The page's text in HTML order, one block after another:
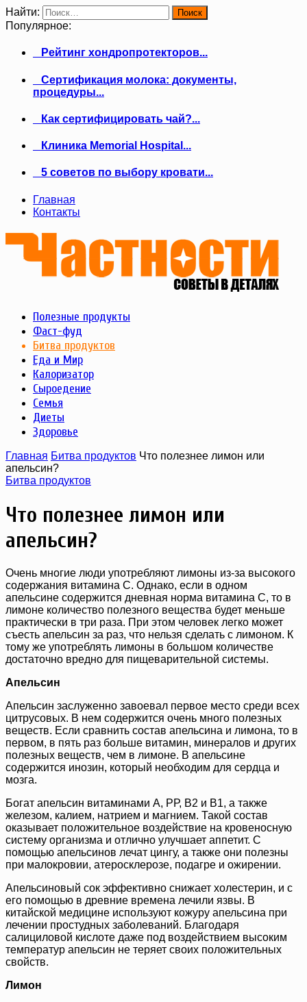
Найти:
Популярное:
Рейтинг хондропротекторов...
Сертификация молока: документы,
процедуры...
Как сертифицировать чай?...
Клиника Memorial Hospital...
5 советов по выбору кровати...
Главная
Контакты
Полезные продукты
Фаст-фуд
Битва продуктов
Еда и Мир
Калоризатор
Сыроедение
Семья
Диеты
Здоровье
Главная Битва продуктов Что полезнее лимон или
апельсин?
Битва продуктов
Что полезнее лимон или
апельсин?
Очень многие люди употребляют лимоны из-за высокого
содержания витамина С. Однако, если в одном
апельсине содержится дневная норма витамина С, то в
лимоне количество полезного вещества будет меньше
практически в три раза. При этом человек легко может
съесть апельсин за раз, что нельзя сделать с лимоном. К
тому же употреблять лимоны в большом количестве
достаточно вредно для пищеварительной системы.
Апельсин
Апельсин заслуженно завоевал первое место среди всех
цитрусовых. В нем содержится очень много полезных
веществ. Если сравнить состав апельсина и лимона, то в
первом, в пять раз больше витамин, минералов и других
полезных веществ, чем в лимоне. В апельсине
содержится инозин, который необходим для сердца и
мозга.
Богат апельсин витаминами А, РР, B2 и В1, а также
железом, калием, натрием и магнием. Такой состав
оказывает положительное воздействие на кровеносную
систему организма и отлично улучшает аппетит. С
помощью апельсинов лечат цингу, а также они полезны
при малокровии, атеросклерозе, подагре и ожирении.
Апельсиновый сок эффективно снижает холестерин, и с
его помощью в древние времена лечили язвы. В
китайской медицине используют кожуру апельсина при
лечении простудных заболеваний. Благодаря
салициловой кислоте даже под воздействием высоким
температур апельсин не теряет своих положительных
свойств.
Лимон